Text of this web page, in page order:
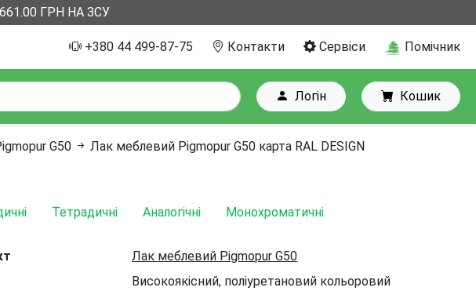
ГРН НА ЗСУ
+380 44 499-87-75 Контакти Сервіси Помічник
Логін Кошик
G50 Лак меблевий Pigmopur G50 карта RAL DESIGN
Тетрадичні Аналогічні Монохроматичні
Лак меблевий Pigmopur G50
Високоякісний, поліуретановий кольоровий